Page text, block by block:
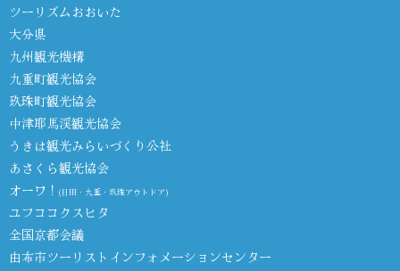
ツーリズムおおいた
大分県
九州観光機構
九重町観光協会
玖珠町観光協会
中津耶馬渓観光協会
うきは観光みらいづくり公社
あさくら観光協会
オーワ！ (日田・九重・玖珠アウトドア)
ユフココクスヒタ
全国京都会議
由布市ツーリストインフォメーションセンター